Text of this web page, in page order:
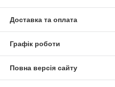
Доставка та оплата
Графік роботи
Повна версія сайту